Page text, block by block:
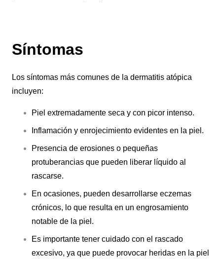
Síntomas
Los síntomas más comunes de la dermatitis atópica
incluyen:
Piel extremadamente seca y con picor intenso.
Inflamación y enrojecimiento evidentes en la piel.
Presencia de erosiones o pequeñas
protuberancias que pueden liberar líquido al
rascarse.
En ocasiones, pueden desarrollarse eczemas
crónicos, lo que resulta en un engrosamiento
notable de la piel.
Es importante tener cuidado con el rascado
excesivo, ya que puede provocar heridas en la piel